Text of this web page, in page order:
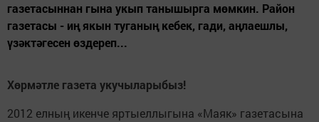
газетасыннан гына укып танышырга мөмкин. Район
газетасы - иң якын туганың кебек, гади, аңлаешлы,
үзәктәгесен өздереп...
Хөрмәтле газета укучыларыбыз!
2012 елның икенче яртыеллыгына «Маяк» газетасына